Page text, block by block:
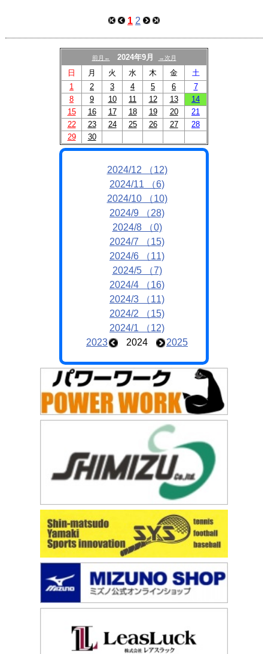
1 2
前月← 2024年9月 →次月
日 月 火 水 木 金
土
1
2 3 4 5 6
7
8
9 10 11 12 13
14
15
16 17 18 19 20
21
22
23 24 25 26 27
28
29
30
2024/12 （12)
2024/11 （6)
2024/10 （10)
2024/9 （28)
2024/8 （0)
2024/7 （15)
2024/6 （11)
2024/5 （7)
2024/4 （16)
2024/3 （11)
2024/2 （15)
2024/1 （12)
2023
2024 2025